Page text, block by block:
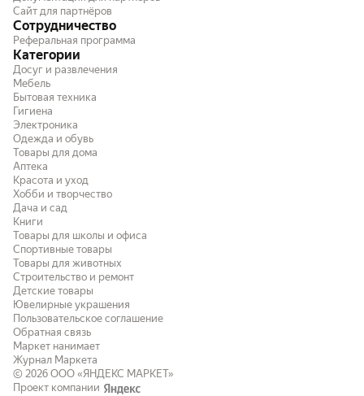
Сайт для партнёров
Сотрудничество
Реферальная программа
Категории
Досуг и развлечения
Мебель
Бытовая техника
Гигиена
Электроника
Одежда и обувь
Товары для дома
Аптека
Красота и уход
Хобби и творчество
Дача и сад
Книги
Товары для школы и офиса
Спортивные товары
Товары для животных
Строительство и ремонт
Детские товары
Ювелирные украшения
Пользовательское соглашение
Обратная связь
Маркет нанимает
Журнал Маркета
© 2026 ООО «ЯНДЕКС МАРКЕТ»
Проект компании